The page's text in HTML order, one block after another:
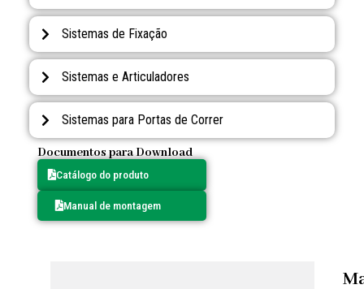
Sistemas de Fixação
Sistemas e Articuladores
Sistemas para Portas de Correr
Documentos para Download
Catálogo do produto
Manual de montagem